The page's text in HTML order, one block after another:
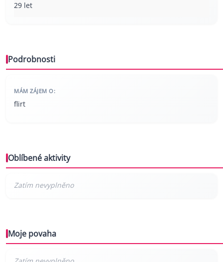
29 let
Podrobnosti
MÁM ZÁJEM O:
flirt
Oblíbené aktivity
Moje povaha